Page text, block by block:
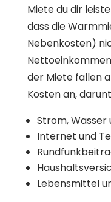
Miete du dir
dass die
Nebenkosten)
der Miete fallen
Kosten an,
Strom, Wasser
Internet und
Lebensmittel